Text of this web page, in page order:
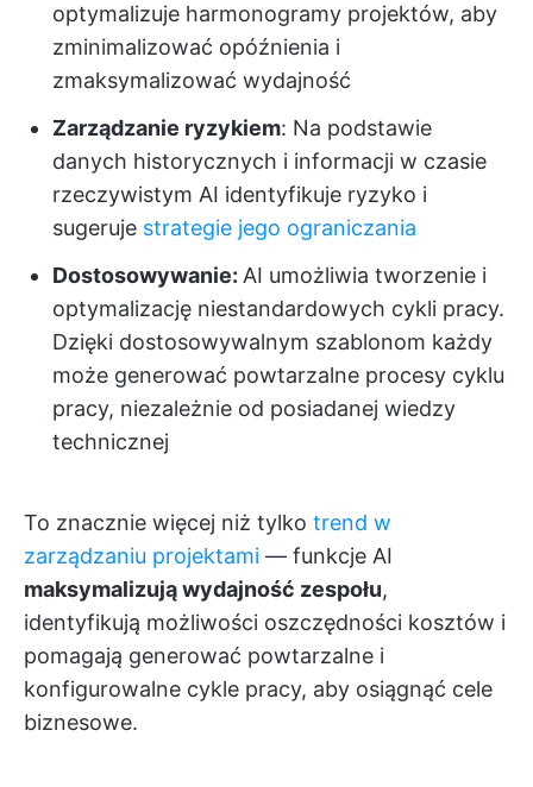
optymalizuje harmonogramy projektów, aby
zminimalizować opóźnienia i
zmaksymalizować wydajność
Zarządzanie ryzykiem: Na podstawie
danych historycznych i informacji w czasie
rzeczywistym AI identyfikuje ryzyko i
sugeruje strategie jego ograniczania
Dostosowywanie: AI umożliwia tworzenie i
optymalizację niestandardowych cykli pracy.
Dzięki dostosowywalnym szablonom każdy
może generować powtarzalne procesy cyklu
pracy, niezależnie od posiadanej wiedzy
technicznej
To znacznie więcej niż tylko trend w
zarządzaniu projektami — funkcje AI
maksymalizują wydajność zespołu,
identyfikują możliwości oszczędności kosztów i
pomagają generować powtarzalne i
konfigurowalne cykle pracy, aby osiągnąć cele
biznesowe.